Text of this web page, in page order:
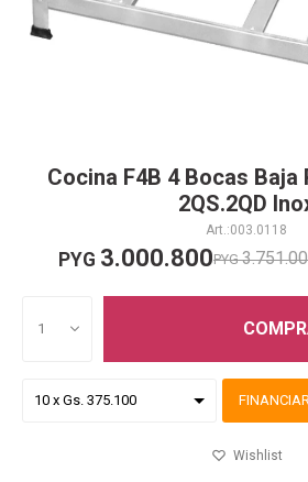
Cocina F4B 4 Bocas Baja
2QS.2QD
003.0118
PYG 3.000.800PYG
1